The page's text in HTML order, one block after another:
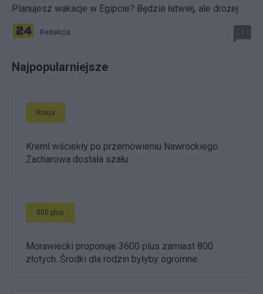
Planujesz wakacje w Egipcie? Będzie łatwiej, ale drożej
Redakcja 1
Najpopularniejsze
Rosja
Kreml wściekły po przemówieniu Nawrockiego.
Zacharowa dostała szału
800 plus
Morawiecki proponuje 3600 plus zamiast 800
złotych. Środki dla rodzin byłyby ogromne